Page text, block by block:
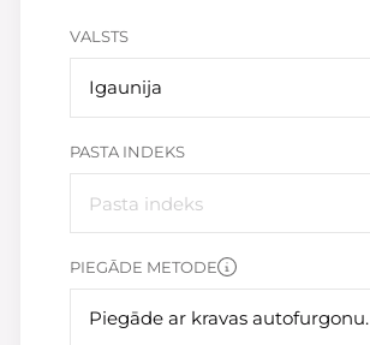
VALSTS
Igaunija
PASTA INDEKS
PIEGĀDE METODE
Piegāde ar kravas autofurgonu.